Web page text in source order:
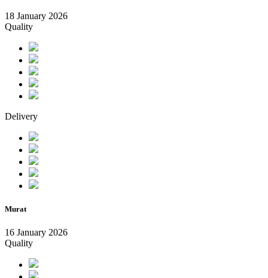
18 January 2026
Quality
Delivery
Murat
16 January 2026
Quality